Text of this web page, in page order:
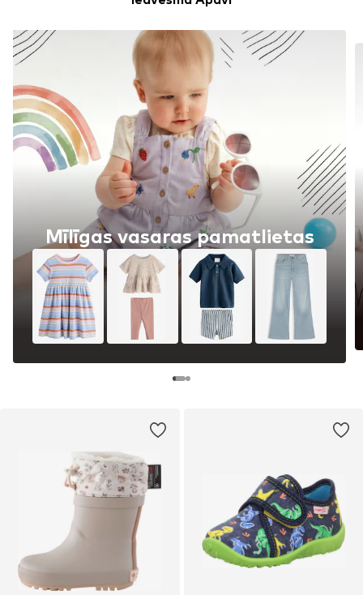
Mīlīgas vasaras pamatlietas